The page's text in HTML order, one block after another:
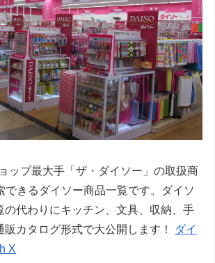
ップ最大手「ザ・ダイソー」の取扱商
できるダイソー商品一覧です。ダイソ
の代わりにキッチン、文具、収納、手
販カタログ形式で大公開します！
ダイ
X